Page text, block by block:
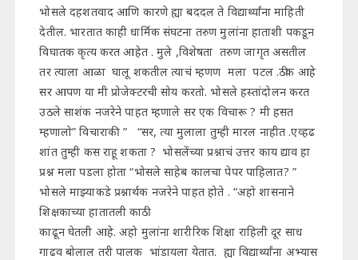
भोसले दहशतवाद आणि कारणे ह्या बददल ते विद्यार्थ्यांना माहिती
देतील. भारतात काही धार्मिक संघटना तरुण मुलांना हाताशी पकडून
विघातक कृत्य करत आहेत . मुले ,विशेषता तरुण जागृत असतील
तर त्याला आळा घालू शकतील त्याचं म्हणण मला पटल .ठीक आहे
सर आपण या मी प्रोजेक्टरची सोय करतो. भोसले हस्तांदोलन करत
उठले साशंक नजरेने पाहत म्हणाले सर एक विचारू ? मी हसत
म्हणालो” विचाराकी ” “सर, त्या मुलाला तुम्ही मारल नाहीत .एव्हढ
शांत तुम्ही कस राहू शकता ? भोसलेंच्या प्रश्नाचं उत्तर काय द्याव हा
प्रश्न मला पडला होता “भोसले साहेब कालचा पेपर पाहिलात? ”
भोसले माझ्याकडे प्रश्नार्थक नजरेने पाहत होते . “अहो शासनाने
शिक्षकाच्या हातातली काठी
काढून घेतली आहे. अहो मुलांना शारीरिक शिक्षा राहिली दूर साध
गाढव बोलाल तरी पालक भांडायला येतात. ह्या विद्यार्थ्यांना अभ्यास